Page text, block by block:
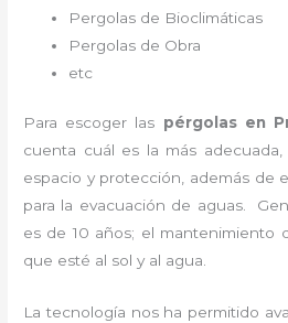
Pergolas de Bioclimáticas
Pergolas de Obra
etc
Para escoger las pérgolasen
cuenta cuál es la más
espacio y protección, además de
para la evacuación de aguas.
es de 10 años; el mantenimiento
que esté al sol y al agua.
La tecnología nos ha permitido